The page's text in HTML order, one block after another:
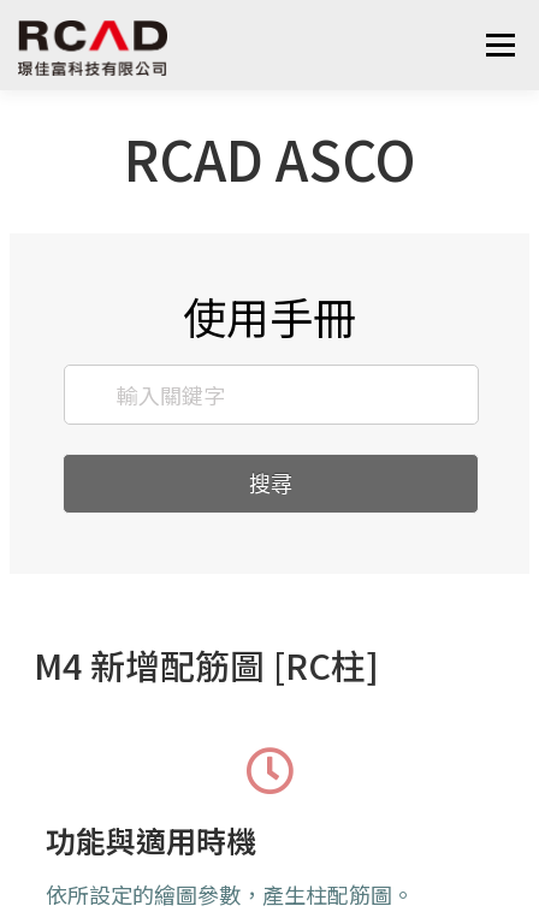
選單
軟體產品 算量服務
RCAD ASCO
使用手冊
搜尋
M4 新增配筋圖 [RC柱]
功能與適用時機
依所設定的繪圖參數，產生柱配筋圖。